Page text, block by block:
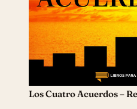
Los Cuatro Acuerdos –